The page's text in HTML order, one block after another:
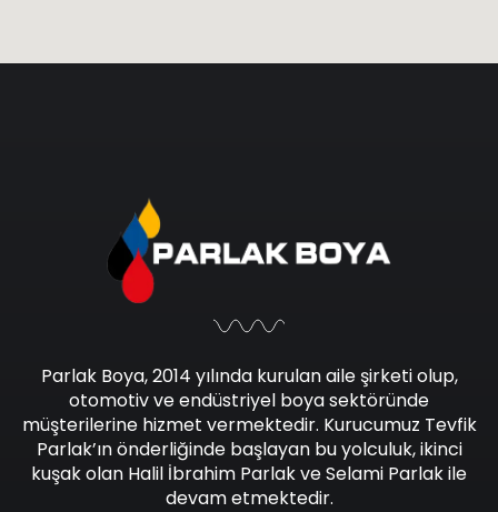
Parlak Boya, 2014 yılında kurulan aile şirketi olup,
otomotiv ve endüstriyel boya sektöründe
müşterilerine hizmet vermektedir. Kurucumuz Tevfik
Parlak’ın önderliğinde başlayan bu yolculuk, ikinci
kuşak olan Halil İbrahim Parlak ve Selami Parlak ile
devam etmektedir.